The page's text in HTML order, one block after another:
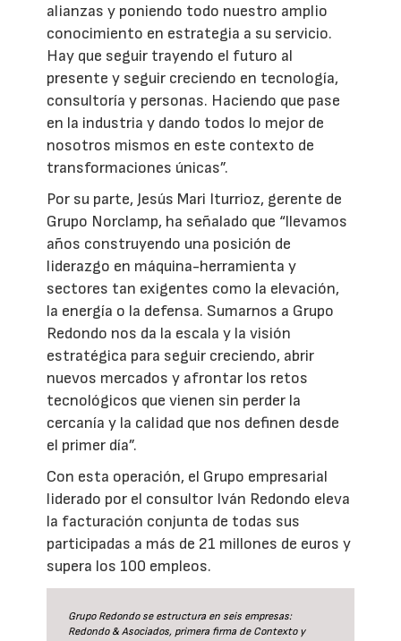
alianzas y poniendo todo nuestro amplio
conocimiento en estrategia a su servicio.
Hay que seguir trayendo el futuro al
presente y seguir creciendo en tecnología,
consultoría y personas. Haciendo que pase
en la industria y dando todos lo mejor de
nosotros mismos en este contexto de
transformaciones únicas”.
Por su parte, Jesús Mari Iturrioz, gerente de
Grupo Norclamp, ha señalado que “llevamos
años construyendo una posición de
liderazgo en máquina-herramienta y
sectores tan exigentes como la elevación,
la energía o la defensa. Sumarnos a Grupo
Redondo nos da la escala y la visión
estratégica para seguir creciendo, abrir
nuevos mercados y afrontar los retos
tecnológicos que vienen sin perder la
cercanía y la calidad que nos definen desde
el primer día”.
Con esta operación, el Grupo empresarial
liderado por el consultor Iván Redondo eleva
la facturación conjunta de todas sus
participadas a más de 21 millones de euros y
supera los 100 empleos.
Grupo Redondo se estructura en seis empresas:
Redondo & Asociados, primera firma de Contexto y